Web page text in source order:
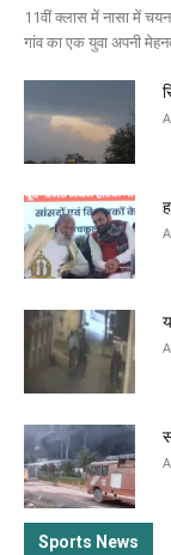
11वीं क्लास में नासा में
गांव का एक युवा अपनी
Sports News